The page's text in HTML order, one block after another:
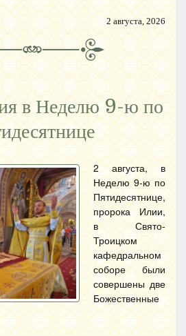
2 августа, 2026
в Неделю 9-ю по
2 августа, в
Неделю 9-ю по
Пятидесятнице,
пророка Илии,
в Свято-
Троицком
кафедральном
соборе были
совершены две
Божественные